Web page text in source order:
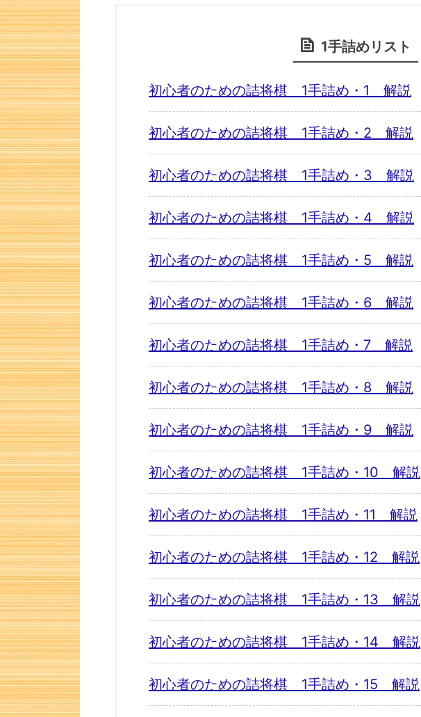
1手詰めリスト
初心者のための詰将棋 1手詰め・1 解説
初心者のための詰将棋 1手詰め・2 解説
初心者のための詰将棋 1手詰め・3 解説
初心者のための詰将棋 1手詰め・4 解説
初心者のための詰将棋 1手詰め・5 解説
初心者のための詰将棋 1手詰め・6 解説
初心者のための詰将棋 1手詰め・7 解説
初心者のための詰将棋 1手詰め・8 解説
初心者のための詰将棋 1手詰め・9 解説
初心者のための詰将棋 1手詰め・10 解説
初心者のための詰将棋 1手詰め・11 解説
初心者のための詰将棋 1手詰め・12 解説
初心者のための詰将棋 1手詰め・13 解説
初心者のための詰将棋 1手詰め・14 解説
初心者のための詰将棋 1手詰め・15 解説